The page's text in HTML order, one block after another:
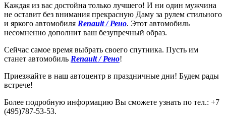
Каждая из вас достойна только лучшего! И ни один мужчина
не оставит без внимания прекрасную Даму за рулем стильного
и яркого автомобиля Renault / Рено. Этот автомобиль
несомненно дополнит ваш безупречный образ.
Сейчас самое время выбрать своего спутника. Пусть им
станет автомобиль Renault / Рено!
Приезжайте в наш автоцентр в праздничные дни! Будем рады
встрече!
Более подробную информацию Вы сможете узнать по тел.: +7
(495)787-53-53.